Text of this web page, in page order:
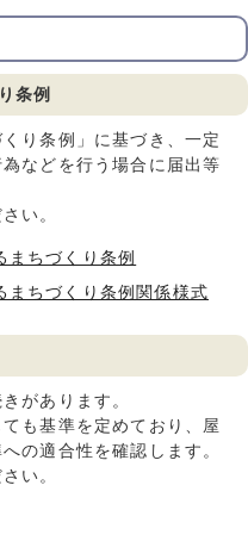
条例
り条例」に基づき、一定
などを行う場合に届出等
い。
まちづくり条例
まちづくり条例関係様式
があります。
も基準を定めており、屋
の適合性を確認します。
い。